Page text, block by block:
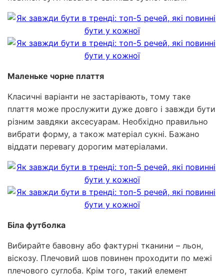
Маленьке чорне плаття
Класичні варіанти не застарівають, тому таке
плаття може прослужити дуже довго і завжди бути
різним завдяки аксесуарам. Необхідно правильно
вибрати форму, а також матеріал сукні. Бажано
віддати перевагу дорогим матеріалами.
Біла футболка
Вибирайте бавовну або фактурні тканини – льон,
віскозу. Плечовий шов повинен проходити по межі
плечового суглоба. Крім того, такий елемент